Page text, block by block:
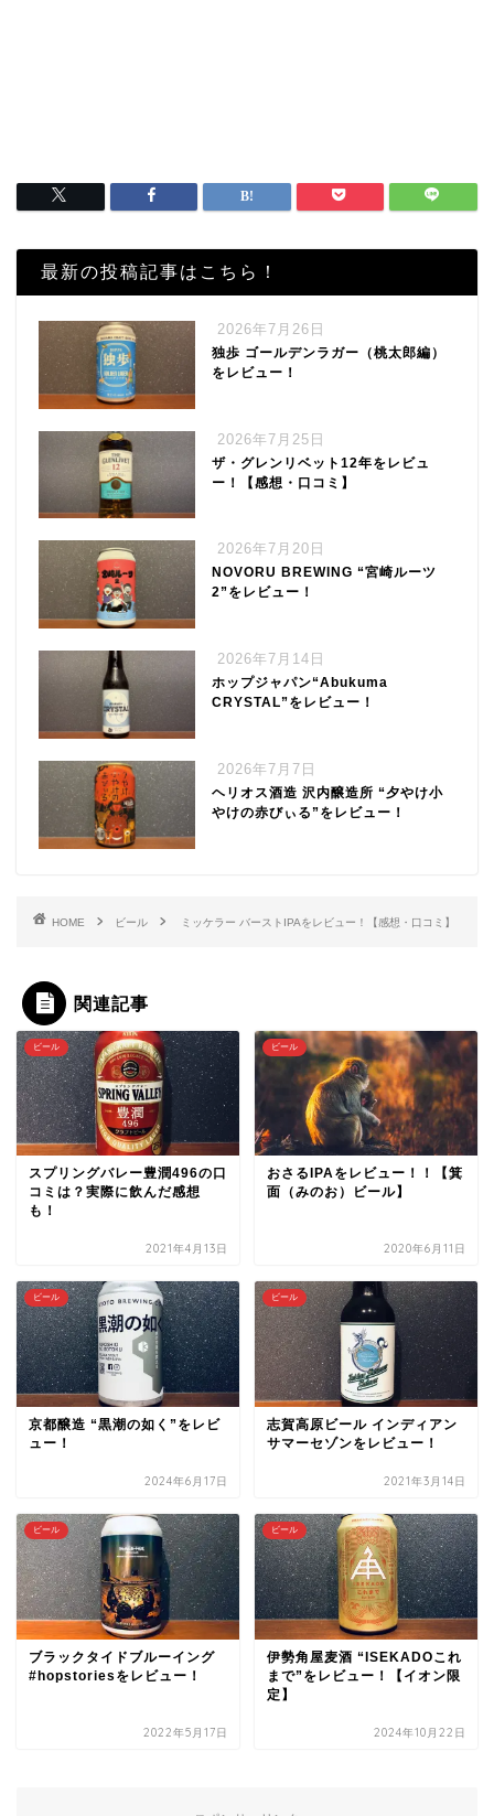
最新の投稿記事はこちら！
2026年7月26日
独歩 ゴールデンラガー（桃太郎編）
をレビュー！
2026年7月25日
ザ・グレンリベット12年をレビュ
ー！【感想・口コミ】
2026年7月20日
NOVORU BREWING “宮崎ルーツ
2”をレビュー！
2026年7月14日
ホップジャパン“Abukuma
CRYSTAL”をレビュー！
2026年7月7日
ヘリオス酒造 沢内醸造所 “夕やけ小
やけの赤びぃる”をレビュー！
HOME ビール ミッケラー バーストIPAをレビュー！【感想・口コミ】
関連記事
ビール
スプリングバレー豊潤496の口
コミは？実際に飲んだ感想
も！
2021年4月13日
ビール
おさるIPAをレビュー！！【箕
面（みのお）ビール】
2020年6月11日
ビール
京都醸造 “黒潮の如く”をレビ
ュー！
2024年6月17日
ビール
志賀高原ビール インディアン
サマーセゾンをレビュー！
2021年3月14日
ビール
ブラックタイドブルーイング
#hopstoriesをレビュー！
2022年5月17日
ビール
伊勢角屋麦酒 “ISEKADOこれ
まで”をレビュー！【イオン限
定】
2024年10月22日